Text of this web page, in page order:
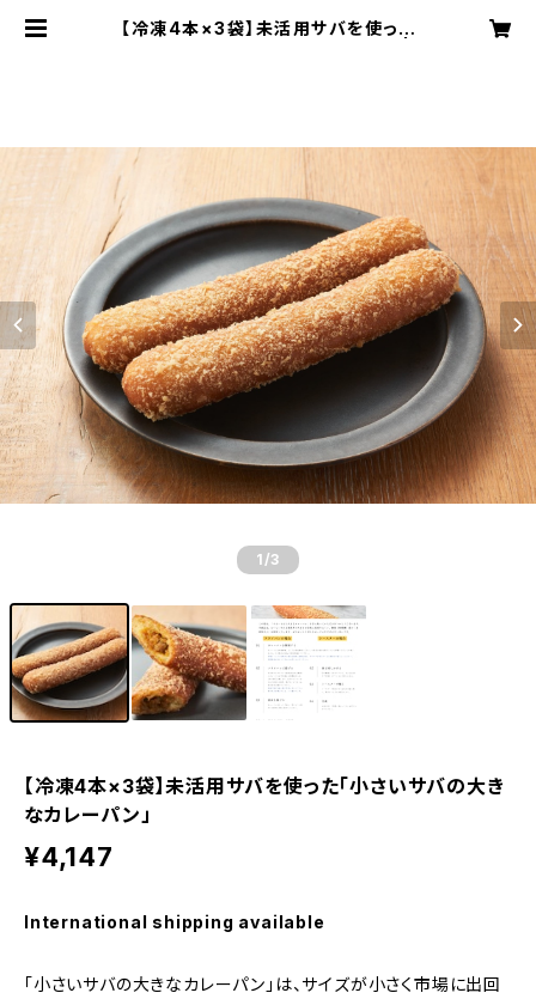
【冷凍4本×3袋】未活用サバを使った
1 /3
【冷凍4本×3袋】未活用サバを使った「小さいサバの大き
なカレーパン」
¥4,147
International shipping available
「小さいサバの大きなカレーパン」は、サイズが小さく市場に出回